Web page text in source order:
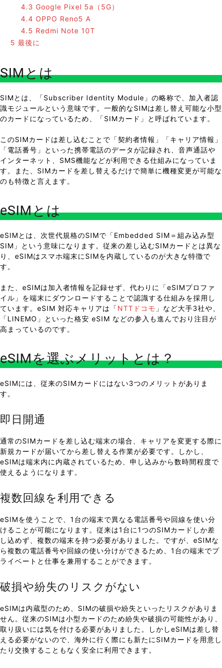
4.3 Google Pixel 5a（5G）
4.4 OPPO Reno5 A
4.5 Redmi Note 10T
5 最後に
SIMとは
SIMとは、「Subscriber Identity Module」の略称で、加入者認
識モジュールという意味です。一般的なSIMは差し替え可能な小型
のカードになっているため、「SIMカード」と呼ばれています。
このSIMカードは差し込むことで「契約者情報」「キャリア情報」
「電話番号」といった携帯電話のデータが記録され、音声通話や
インターネット、SMS機能などが利用できる仕組みになっていま
す。また、SIMカードを差し替えるだけで簡単に機種変更が可能な
のも特徴と言えます。
eSIMとは
eSIMとは、次世代規格のSIMで「Embedded SIM＝組み込み型
SIM」という意味になります。従来の差し込むSIMカードとは異な
り、eSIMはスマホ端末にSIMを内蔵しているのが大きな特徴で
す。
また、eSIMは加入者情報を記録せず、代わりに「eSIMプロファ
イル」を端末にダウンロードすることで認識する仕組みを採用し
ています。eSIM 対応キャリアは「 NTTドコモ 」など大手3社や、
「LINEMO」といった格安 eSIM などの参入も進んでおり注目が
高まっているのです。
eSIMを選ぶメリットとは？
eSIMには、従来のSIMカードにはない3つのメリットがありま
す。
即日開通
通常のSIMカードを差し込む端末の場合、キャリアを変更する際に
新規カードが届いてから差し替える作業が必要です。しかし、
eSIMは端末内に内蔵されているため、申し込みから数時間程度で
使えるようになります。
複数回線を利用できる
eSIMを使うことで、1台の端末で異なる電話番号や回線を使い分
けることが可能になります。従来は1台に1つのSIMカードしか差
し込めず、複数の端末を持つ必要がありました。ですが、eSIMな
ら複数の電話番号や回線の使い分けができるため、1台の端末でプ
ライベートと仕事を兼用することができます。
破損や紛失のリスクがない
eSIMは内蔵型のため、SIMの破損や紛失といったリスクがありま
せん。従来のSIMは小型カードのため紛失や破損の可能性があり、
取り扱いには気を付ける必要がありました。しかしeSIMは差し替
える必要がないので、海外に行く際にも新たにSIMカードを用意し
たり交換することもなく安全に利用できます。